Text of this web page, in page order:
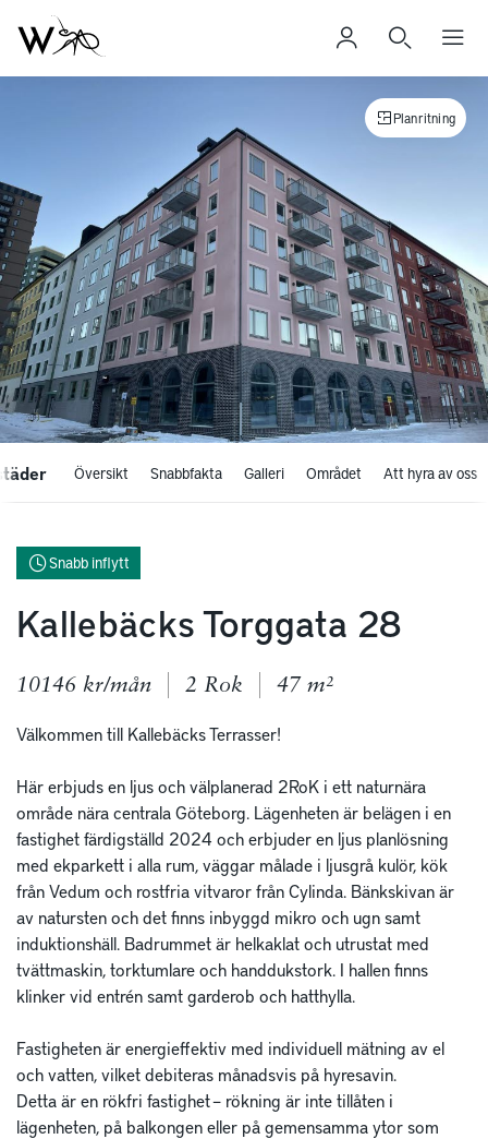
Planritning
Översikt Snabbfakta Galleri Området Att hyra av oss
Snabb inflytt
Kallebäcks Torggata 28
10146 kr/mån 2 Rok 47 m²
Välkommen till Kallebäcks Terrasser!
Här erbjuds en ljus och välplanerad 2RoK i ett naturnära
område nära centrala Göteborg. Lägenheten är belägen i en
fastighet färdigställd 2024 och erbjuder en ljus planlösning
med ekparkett i alla rum, väggar målade i ljusgrå kulör, kök
från Vedum och rostfria vitvaror från Cylinda. Bänkskivan är
av natursten och det finns inbyggd mikro och ugn samt
induktionshäll. Badrummet är helkaklat och utrustat med
tvättmaskin, torktumlare och handdukstork. I hallen finns
klinker vid entrén samt garderob och hatthylla.
Fastigheten är energieffektiv med individuell mätning av el
och vatten, vilket debiteras månadsvis på hyresavin.
Detta är en rökfri fastighet – rökning är inte tillåten i
lägenheten, på balkongen eller på gemensamma ytor som